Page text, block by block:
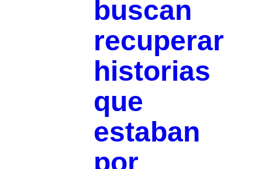
buscan
recuperar
historias
que
estaban
por